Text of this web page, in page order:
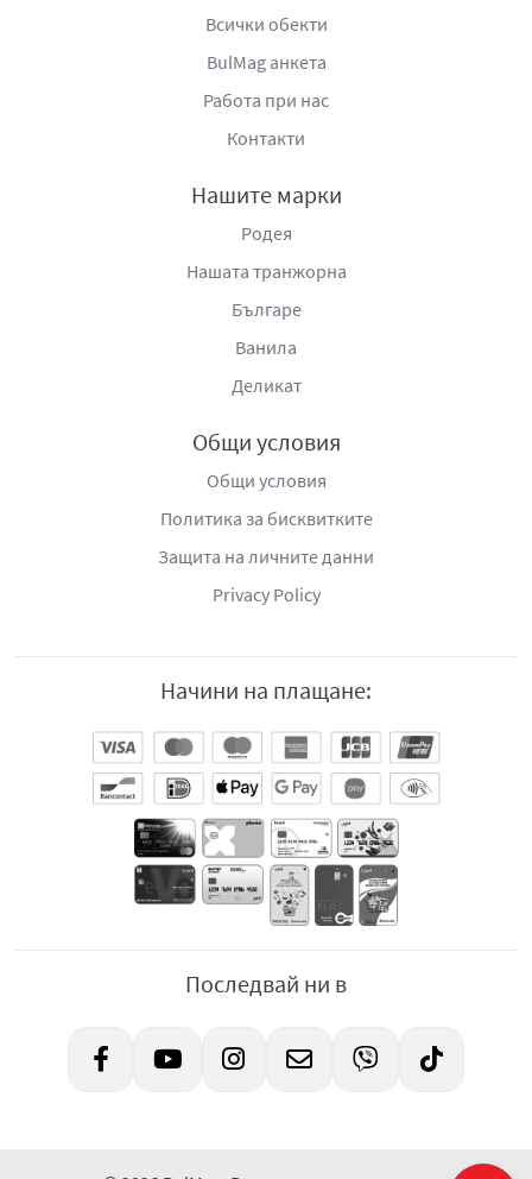
Всички обекти
BulMag анкета
Работа при нас
Контакти
Нашите марки
Родея
Нашата транжорна
Българе
Ванила
Деликат
Общи условия
Общи условия
Политика за бисквитките
Защита на личните данни
Privacy Policy
Начини на плащане:
Последвай ни в